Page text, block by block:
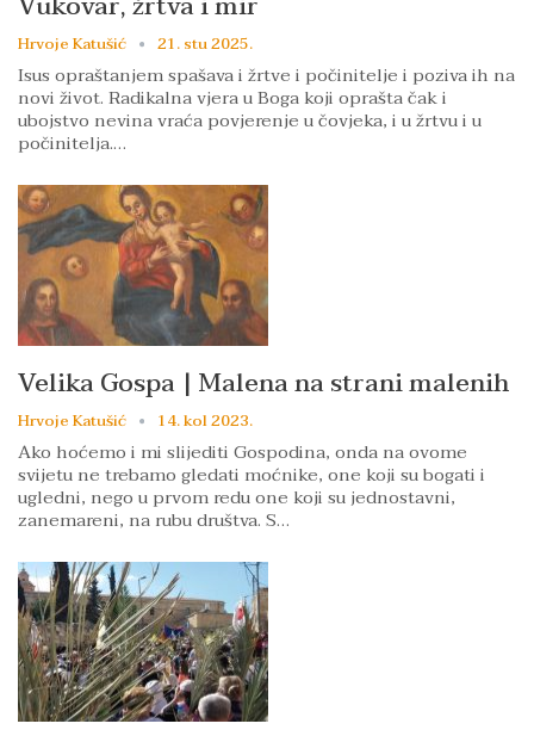
Hrvoje Katušić 21. stu 2025.
Isus opraštanjem spašava i žrtve i počinitelje i poziva ih na
novi život. Radikalna vjera u Boga koji oprašta čak i
ubojstvo nevina vraća povjerenje u čovjeka, i u žrtvu i u
počinitelja.…
Velika Gospa | Malena na strani malenih
Hrvoje Katušić 14. kol 2023.
Ako hoćemo i mi slijediti Gospodina, onda na ovome
svijetu ne trebamo gledati moćnike, one koji su bogati i
ugledni, nego u prvom redu one koji su jednostavni,
zanemareni, na rubu društva. S…